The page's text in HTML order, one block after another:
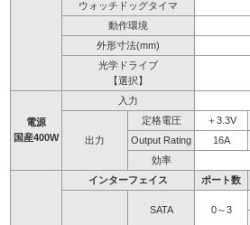
ウォッチドッグタイマ
動作環境
外形寸法(mm)
光学ドライブ
【選択】
電源
国産400W
入力
出力
定格電圧 ＋3.3V
Output Rating
16A
効率
インターフェイス ポート数
SATA 0～3